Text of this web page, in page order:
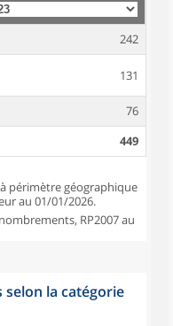
242
131
76
449
périmètre géographique
au 01/01/2026.
RP2007 au
selon la catégorie